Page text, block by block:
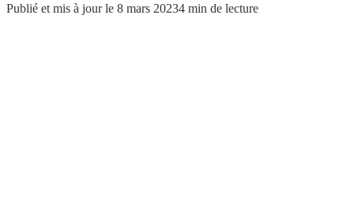
Publié et mis à jour le 8 mars 20234 min de lecture